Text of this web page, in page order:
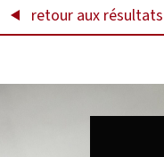
retour aux résultats